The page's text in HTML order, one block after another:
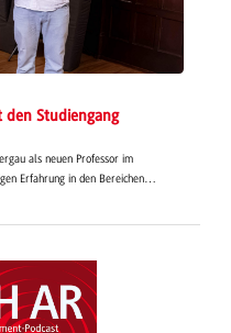
den Studiengang
als neuen Professor im
Erfahrung in den Bereichen…